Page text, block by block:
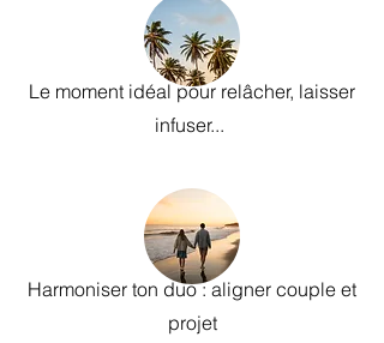
Le moment idéal pour relâcher, laisser
infuser...
Harmoniser ton duo : aligner couple et
projet